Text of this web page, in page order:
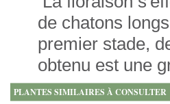
de chatons
premier stade,
obtenu est une
PLANTES SIMILAIRES À CONSULTER